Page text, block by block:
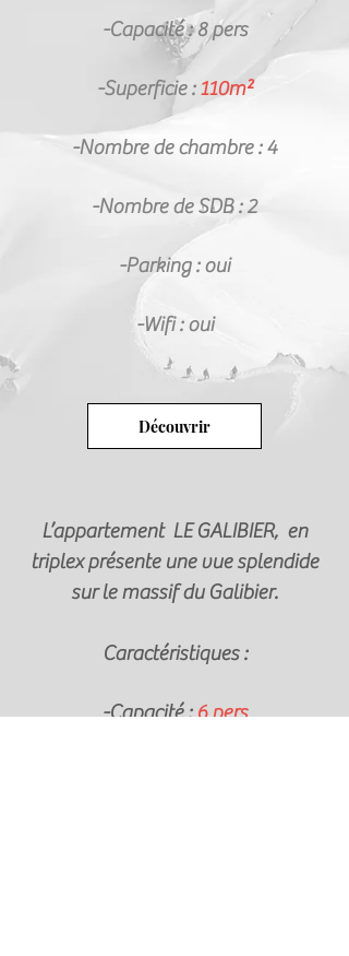
-Capacité :8 pers
-Superficie :110m²
-Nombre de chambre : 4
-Nombre de SDB : 2
-Parking : oui
-Wifi : oui
Découvrir
L’appartement LE GALIBIER, en
triplex présente une vue splendide
sur le massif du Galibier.
Caractéristiques :
-Capacité :6 pers